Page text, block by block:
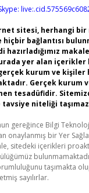
sitesi, herhangi bir
hiçbir bağlantısı
hazırladığımız
yer alan
kurum ve kişiler
Gerçek kurum
tesadüfidir.
niteliği
gereğince Bilgi
onaylanmış bir Yer
sitedeki içerikleri
taşımakta
sayılırlar.